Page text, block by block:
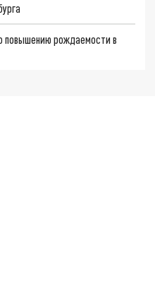
повышению рождаемости в